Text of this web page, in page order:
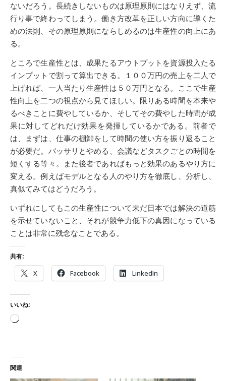
ないだろう。長続きしないものは原理原則にはなりえず、流
行り事で終わってしまう。働き方改革を正しい方向に導くた
めの法則、その原理原則にならしめるのは生産性の向上にあ
る。
ところで生産性とは、成果たるアウトプットを資源投入たる
インプットで割って算出できる。１００万円の売上を二人で
上げれば、一人当たり生産性は５０万円となる。ここで生産
性向上を二つの視点から見てほしい。限りある時間を本来や
るべきことに費やしているか、そしてその費やした時間が成
果に対してどれだけ効果を発揮しているかである。前者で
は、まずは、仕事の棚卸をして時間の使い方を振り返ること
が必要だ。バッサリとやめる、会議などタスクごとの時間を
短くする等々。また後者であればもっと効果のあるやり方に
変える。例えばモデルとなる人のやり方を徹底し、分析し、
真似てみてはどうだろう。
いずれにしてもこの生産性について未だ日本では解決の道筋
を示せていないこと、それが競争力低下の真因になっている
ことは非常に残念なことである。
共有:
X Facebook LinkedIn
いいね:
読み込み中…
関連